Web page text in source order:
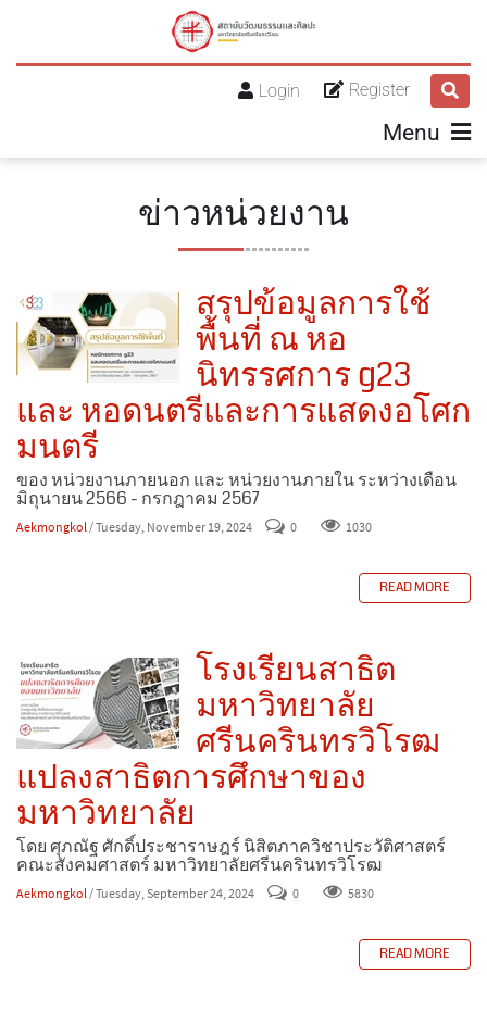
Register
Login
Menu
ข่าวหน่วยงาน
สรุปข้อมูลการใช้
พื้นที่ ณ หอ
นิทรรศการ g23
และ หอดนตรีและการแสดงอโศก
มนตรี
ของ หน่วยงานภายนอก และ หน่วยงานภายใน ระหว่างเดือน
มิถุนายน 2566 - กรกฎาคม 2567
Aekmongkol / Tuesday, November 19, 2024 0 1030
READ MORE
โรงเรียนสาธิต
มหาวิทยาลัย
ศรีนครินทรวิโรฒ
แปลงสาธิตการศึกษาของ
มหาวิทยาลัย
โดย ศุภณัฐ ศักดิ์ประชาราษฎร์ นิสิตภาควิชาประวัติศาสตร์
คณะสังคมศาสตร์ มหาวิทยาลัยศรีนครินทรวิโรฒ
Aekmongkol/ Tuesday, September 24, 2024 0 5830
READ MORE